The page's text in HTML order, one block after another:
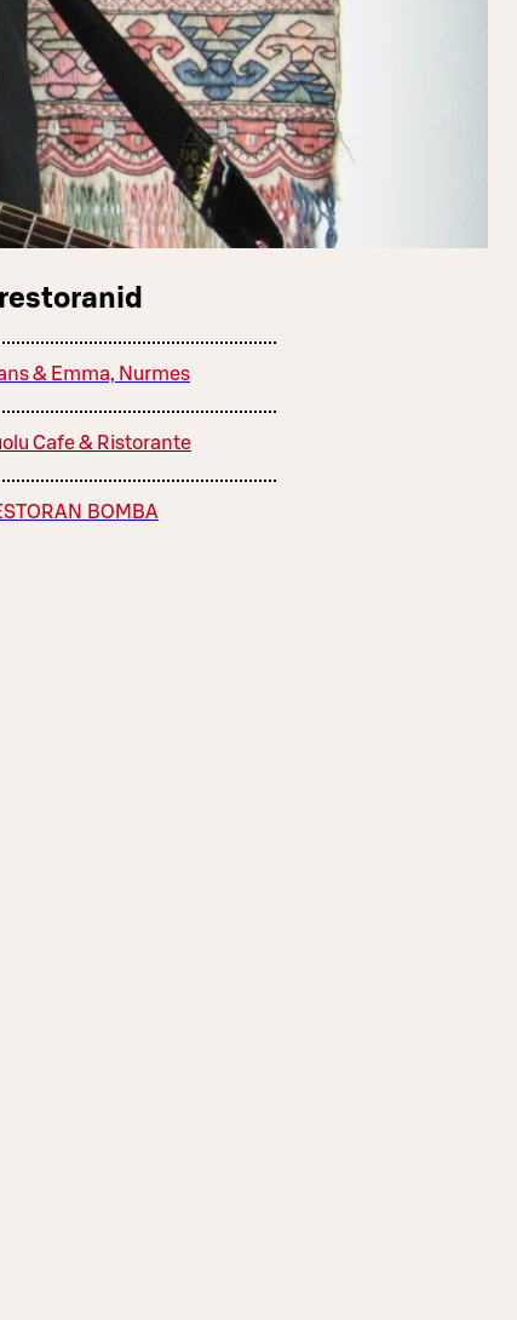
& Emma, Nurmes
Cafe & Ristorante
BOMBA